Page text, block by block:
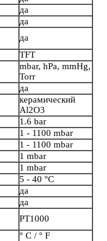
да
да
да
TFT
mbar, hPa, mmHg,
Torr
да
керамический
Al2O3
1.6 bar
1 - 1100 mbar
1 - 1100 mbar
1 mbar
1 mbar
5 - 40 °C
да
да
PT1000
° C / ° F